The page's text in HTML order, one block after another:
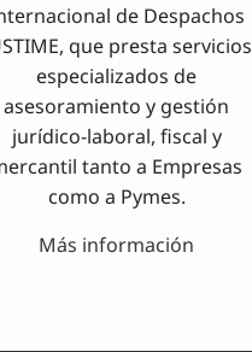
de Despachos
que presta servicios
especializados de
asesoramiento y gestión
jurídico-laboral, fiscal y
tanto a Empresas
como a Pymes.
Más información